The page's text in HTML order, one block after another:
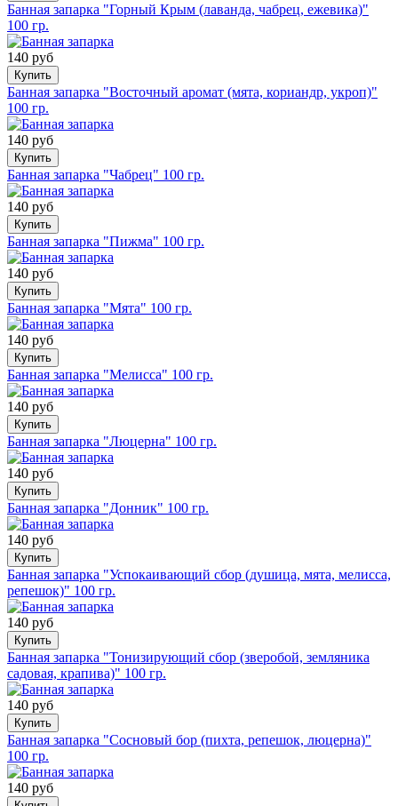
Банная запарка "Горный Крым (лаванда, чабрец, ежевика)"
100 гр.
140 руб
Купить
Банная запарка "Восточный аромат (мята, кориандр, укроп)"
100 гр.
140 руб
Купить
Банная запарка "Чабрец" 100 гр.
140 руб
Купить
Банная запарка "Пижма" 100 гр.
140 руб
Купить
Банная запарка "Мята" 100 гр.
140 руб
Купить
Банная запарка "Мелисса" 100 гр.
140 руб
Купить
Банная запарка "Люцерна" 100 гр.
140 руб
Купить
Банная запарка "Донник" 100 гр.
140 руб
Купить
Банная запарка "Успокаивающий сбор (душица, мята, мелисса,
репешок)" 100 гр.
140 руб
Купить
Банная запарка "Тонизирующий сбор (зверобой, земляника
садовая, крапива)" 100 гр.
140 руб
Купить
Банная запарка "Сосновый бор (пихта, репешок, люцерна)"
100 гр.
140 руб